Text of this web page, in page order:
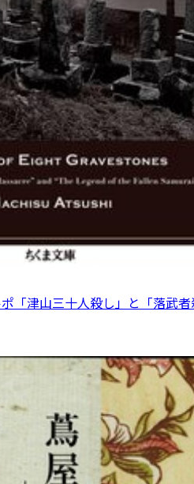
「津山三十人殺し」と「落武